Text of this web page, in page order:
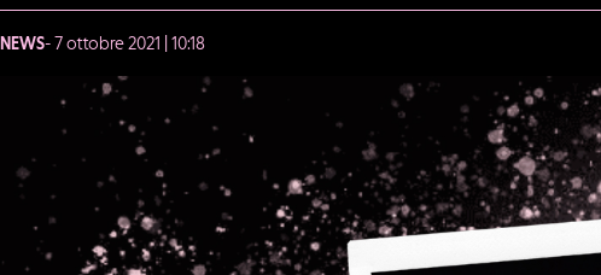
NEWS- 7 ottobre 2021 | 10:18